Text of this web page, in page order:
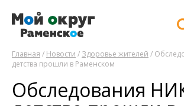
Главная / Новости / Здоровье жителей /
детства прошли в Раменском
Обследования